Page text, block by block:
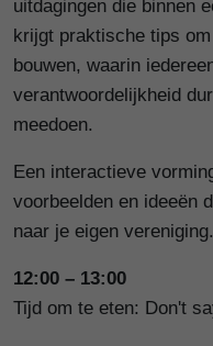
uitdagingen die binnen
krijgt praktische tips
bouwen, waarin
verantwoordelijkheid
meedoen.
Een interactieve
voorbeelden en ideeën
naar je eigen vereniging.
12:00 – 13:00
Tijd om te eten: Don't